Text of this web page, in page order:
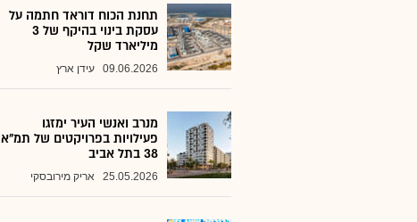
תחנת הכוח דוראד חתמה על
עסקת בינוי בהיקף של 3
מיליארד שקל
09.06.2026 עידן ארץ
מנרב ואנשי העיר ימזגו
פעילויות בפרויקטים של תמ"א
38 בתל אביב
25.05.2026 אריק מירובסקי